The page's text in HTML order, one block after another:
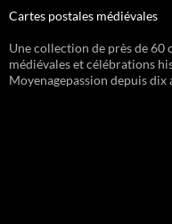
Cartes postales médiévales
Une collection de près de 60
médiévales et célébrations
Moyenagepassion depuis dix